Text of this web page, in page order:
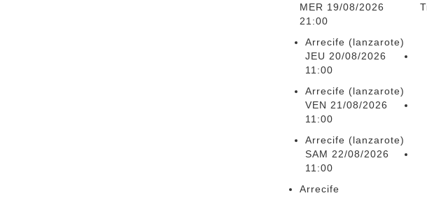
MER 19/08/2026
21:00
Arrecife (lanzarote)
JEU 20/08/2026
11:00
Arrecife (lanzarote)
VEN 21/08/2026
11:00
Arrecife (lanzarote)
SAM 22/08/2026
11:00
Arrecife